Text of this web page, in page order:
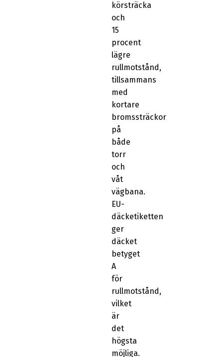
körsträcka
och
15
procent
lägre
rullmotstånd,
tillsammans
med
kortare
bromssträckor
på
både
torr
och
våt
vägbana.
EU-
däcketiketten
ger
däcket
betyget
A
för
rullmotstånd,
vilket
är
det
högsta
möjliga.